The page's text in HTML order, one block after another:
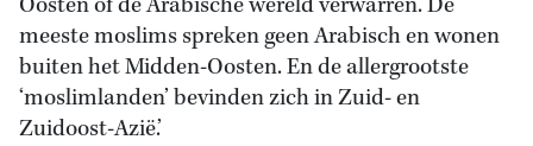
meeste moslims spreken geen Arabisch en wonen
buiten het Midden-Oosten. En de allergrootste
‘moslimlanden’ bevinden zich in Zuid- en
Zuidoost-Azië.’